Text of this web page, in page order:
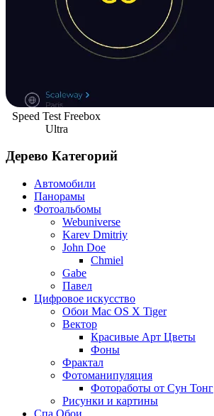
Speed Test Freebox
Ultra
Дерево Категорий
Автомобили
Панорамы
Фотоальбомы
Webuniverse
Karev Dmitriy
John Doe
Chmiel
Gabe
Павел
Цифровое искусство
Обои Mac OS X Tiger
Вектор
Красивые Арт Цветы
Фоны
Фрактал
Фотоманипуляция
Фотоработы от Сун Тонг
Рисунки и картины
Спа Обои